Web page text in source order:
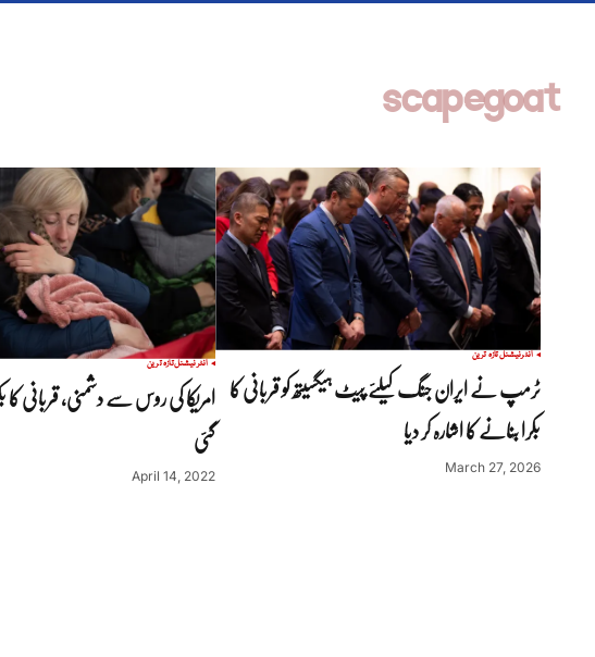
scapegoat
انٹرنیشنلتازہ ترین
ٹرمپ نے ایران جنگ کیلئے پیٹ ہیگسیتھ کو قربانی کا
بکرا بنانے کا اشارہ کر دیا
March 27, 2026
انٹرنیشنلتازہ ترین
امریکا کی روس سے دشمنی، قربانی کا
گئی
April 14, 2022